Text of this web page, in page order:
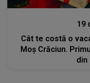
19
Cât te costă o
Moș Crăciun.
din